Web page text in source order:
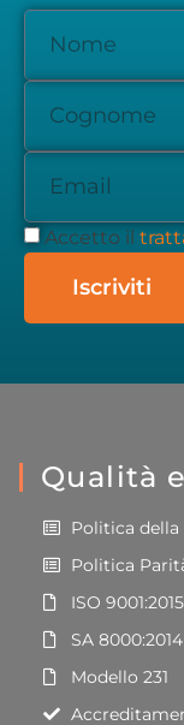
Accetto il
Iscriviti
Qualità
Politica della
Politica
ISO 9001:2015
SA 8000:2014
Modello 231